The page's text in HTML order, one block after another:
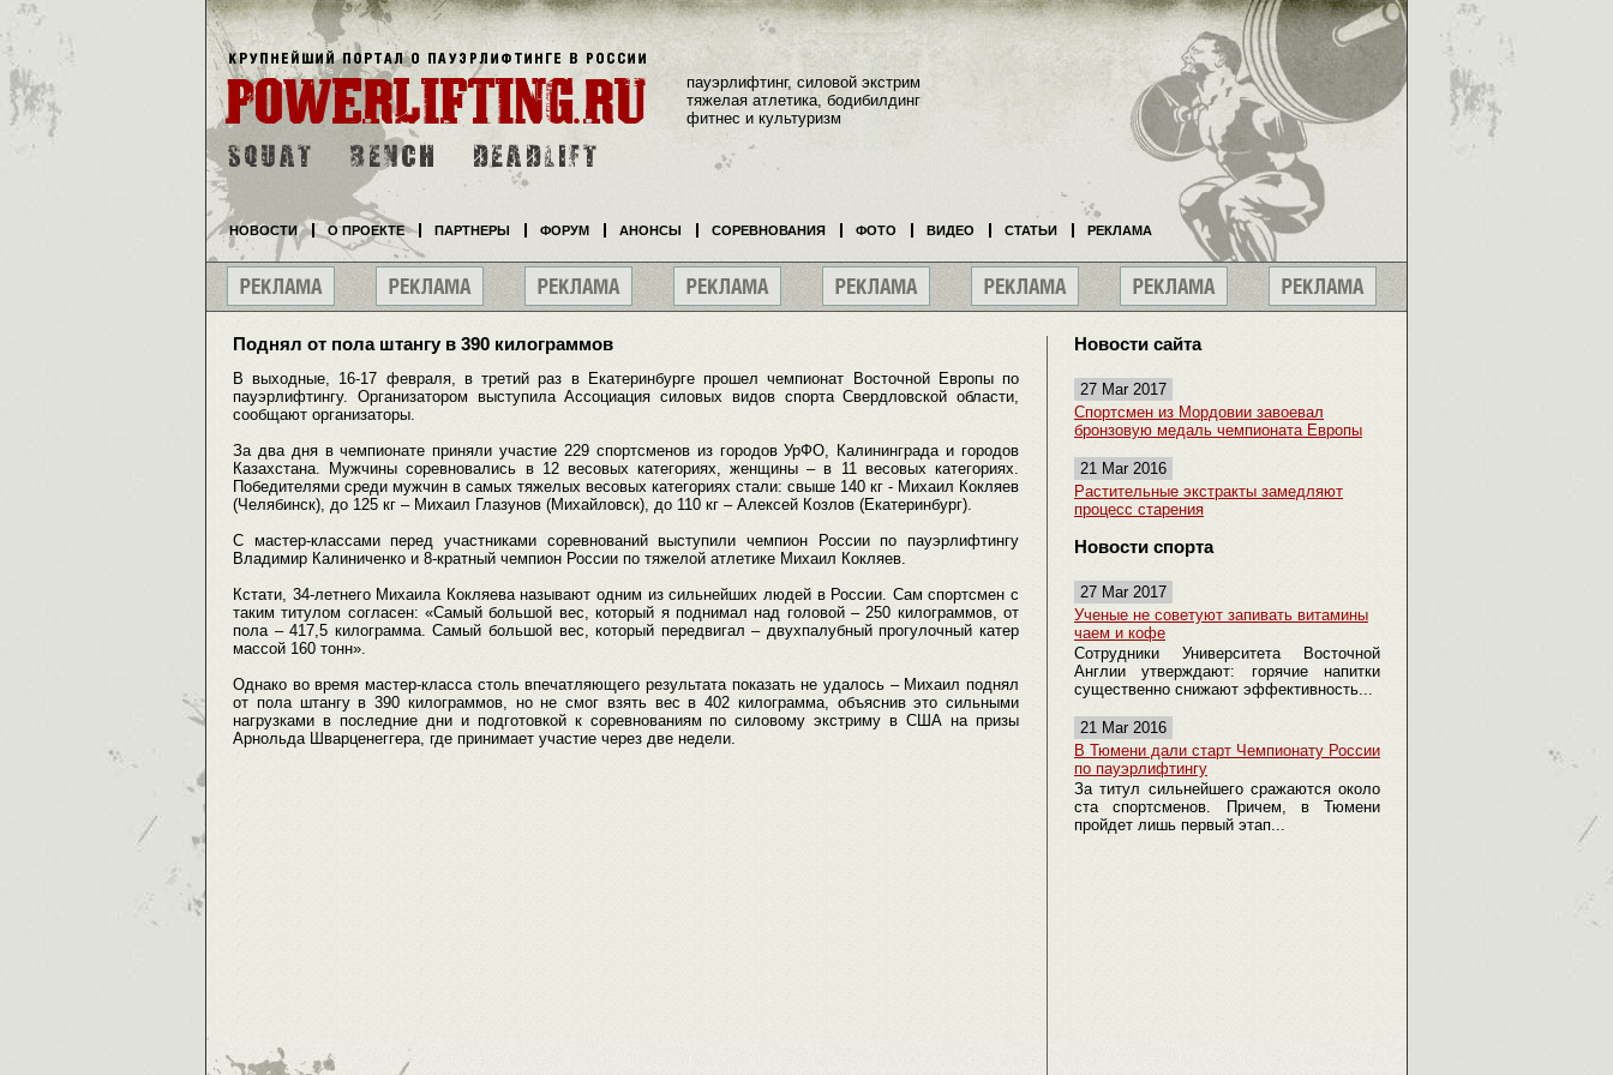
Поднял от пола штангу в 390 килограммов
В выходные, 16-17 февраля, в третий раз в Екатеринбурге прошел чемпионат Восточной Европы по
пауэрлифтингу. Организатором выступила Ассоциация силовых видов спорта Свердловской области,
сообщают организаторы.
За два дня в чемпионате приняли участие 229 спортсменов из городов УрФО, Калининграда и городов
Казахстана. Мужчины соревновались в 12 весовых категориях, женщины – в 11 весовых категориях.
Победителями среди мужчин в самых тяжелых весовых категориях стали: свыше 140 кг - Михаил Кокляев
(Челябинск), до 125 кг – Михаил Глазунов (Михайловск), до 110 кг – Алексей Козлов (Екатеринбург).
С мастер-классами перед участниками соревнований выступили чемпион России по пауэрлифтингу
Владимир Калиниченко и 8-кратный чемпион России по тяжелой атлетике Михаил Кокляев.
Кстати, 34-летнего Михаила Кокляева называют одним из сильнейших людей в России. Сам спортсмен с
таким титулом согласен: «Самый большой вес, который я поднимал над головой – 250 килограммов, от
пола – 417,5 килограмма. Самый большой вес, который передвигал – двухпалубный прогулочный катер
массой 160 тонн».
Однако во время мастер-класса столь впечатляющего результата показать не удалось – Михаил поднял
от пола штангу в 390 килограммов, но не смог взять вес в 402 килограмма, объяснив это сильными
нагрузками в последние дни и подготовкой к соревнованиям по силовому экстриму в США на призы
Арнольда Шварценеггера, где принимает участие через две недели.
Новости сайта
27 Mar 2017
Спортсмен из Мордовии завоевал
бронзовую медаль чемпионата Европы
21 Mar 2016
Растительные экстракты замедляют
процесс старения
Новости спорта
27 Mar 2017
Ученые не советуют запивать витамины
чаем и кофе
Сотрудники Университета Восточной
Англии утверждают: горячие напитки
существенно снижают эффективность...
21 Mar 2016
В Тюмени дали старт Чемпионату России
по пауэрлифтингу
За титул сильнейшего сражаются около
ста спортсменов. Причем, в Тюмени
пройдет лишь первый этап...
пауэрлифтинг, силовой экстрим
тяжелая атлетика, бодибилдинг
фитнес и культуризм
НОВОСТИ О ПРОЕКТЕ ПАРТНЕРЫ ФОРУМ АНОНСЫ СОРЕВНОВАНИЯ ФОТО ВИДЕО СТАТЬИ РЕКЛАМА